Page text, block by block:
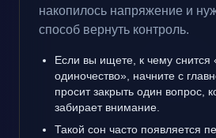
накопилось напряжение и
способ вернуть контроль.
Если вы ищете, к чему снится
одиночество», начните с
просит закрыть один вопрос,
забирает внимание.
Такой сон часто появляется